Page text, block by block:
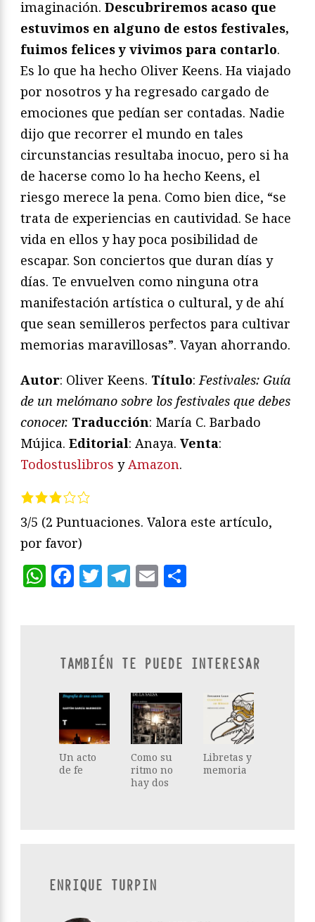
imaginación. Descubriremos acaso que
estuvimos en alguno de estos festivales,
fuimos felices y vivimos para contarlo.
Es lo que ha hecho Oliver Keens. Ha viajado
por nosotros y ha regresado cargado de
emociones que pedían ser contadas. Nadie
dijo que recorrer el mundo en tales
circunstancias resultaba inocuo, pero si ha
de hacerse como lo ha hecho Keens, el
riesgo merece la pena. Como bien dice, “se
trata de experiencias en cautividad. Se hace
vida en ellos y hay poca posibilidad de
escapar. Son conciertos que duran días y
días. Te envuelven como ninguna otra
manifestación artística o cultural, y de ahí
que sean semilleros perfectos para cultivar
memorias maravillosas”. Vayan ahorrando.
Autor: Oliver Keens. Título:Festivales: Guía
de un melómano sobre los festivales que debes
conocer. Traducción: María C. Barbado
Mújica. Editorial: Anaya. Venta:
Todostuslibros yAmazon.
3/5 (2 Puntuaciones. Valora este artículo,
por favor)
WhatsApp
Facebook
Twitter
Telegram
Email
TAMBIÉN TE PUEDE INTERESAR
Un acto
de fe
Como su
ritmo no
hay dos
Libretas y
memoria
ENRIQUE TURPIN